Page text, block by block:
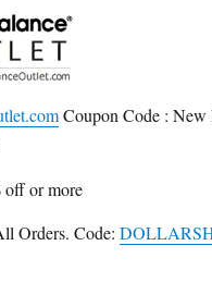
Coupon Code : New
off or more
Orders. Code: